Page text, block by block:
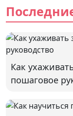
Как
пошаговое